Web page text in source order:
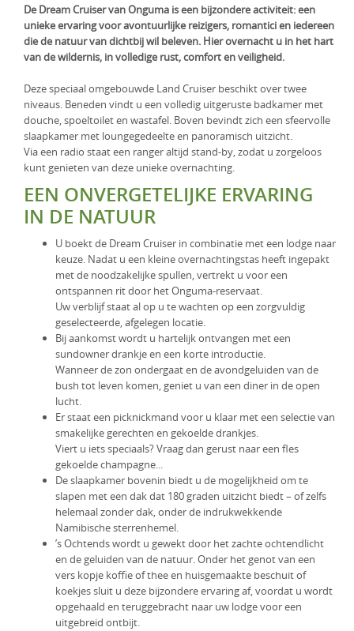
Groepsreis
Uganda
Zambia
Zimbabwe
Zuid-Afrika
KLM Preferred Partner
De Dream Cruiser van Onguma is een bijzondere activiteit: een
unieke ervaring voor avontuurlijke reizigers, romantici en iedereen
die de natuur van dichtbij wil beleven. Hier overnacht u in het hart
van de wildernis, in volledige rust, comfort en veiligheid.
Deze speciaal omgebouwde Land Cruiser beschikt over twee
niveaus. Beneden vindt u een volledig uitgeruste badkamer met
douche, spoeltoilet en wastafel. Boven bevindt zich een sfeervolle
slaapkamer met loungegedeelte en panoramisch uitzicht.
Via een radio staat een ranger altijd stand-by, zodat u zorgeloos
kunt genieten van deze unieke overnachting.
EEN ONVERGETELIJKE ERVARING
IN DE NATUUR
U boekt de Dream Cruiser in combinatie met een lodge naar
keuze. Nadat u een kleine overnachtingstas heeft ingepakt
met de noodzakelijke spullen, vertrekt u voor een
ontspannen rit door het Onguma-reservaat.
Uw verblijf staat al op u te wachten op een zorgvuldig
geselecteerde, afgelegen locatie.
Bij aankomst wordt u hartelijk ontvangen met een
sundowner drankje en een korte introductie.
Wanneer de zon ondergaat en de avondgeluiden van de
bush tot leven komen, geniet u van een diner in de open
lucht.
Er staat een picknickmand voor u klaar met een selectie van
smakelijke gerechten en gekoelde drankjes.
Viert u iets speciaals? Vraag dan gerust naar een fles
gekoelde champagne...
De slaapkamer bovenin biedt u de mogelijkheid om te
slapen met een dak dat 180 graden uitzicht biedt – of zelfs
helemaal zonder dak, onder de indrukwekkende
Namibische sterrenhemel.
’s Ochtends wordt u gewekt door het zachte ochtendlicht
en de geluiden van de natuur. Onder het genot van een
vers kopje koffie of thee en huisgemaakte beschuit of
koekjes sluit u deze bijzondere ervaring af, voordat u wordt
opgehaald en teruggebracht naar uw lodge voor een
uitgebreid ontbijt.